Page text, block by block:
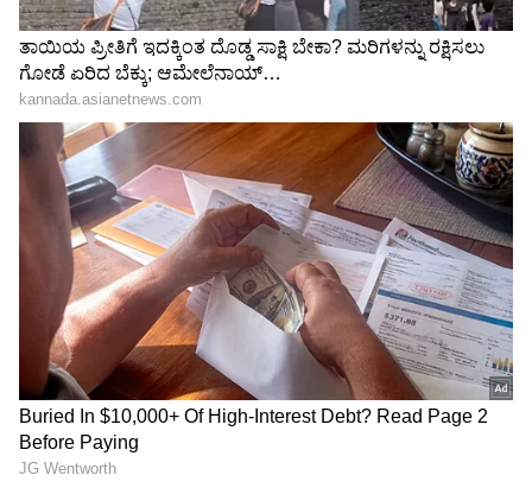
ಇದೆ ಕುತೂಹಲ ಲಿಂಕ್​- ಏನಿದು
ವಿಷ್ಯ
ವಾಪಸಿಗೆ ಮನವಿ; ಮುಂದಾಗಿದ್ದೇ
ರೋಚಕ
LATEST VIDEOS
ಕನಕೋತ್ಸವದಲ್ಲಿ ರಿಷಬ್ ಶೆಟ್ಟಿ | Rishab
Shetty speech | Suvarna News
ಶೇ.50 ರಿಂದ ಶೇ.18 ಕ್ಕೆ TAX ಇಳಿಕೆ: ಮೋದಿ-
ಟ್ರಂಪ್ ಐತಿಹಾಸಿಕ ಒಪ್ಪಂದ | India US
Trade Deal | Party Rounds